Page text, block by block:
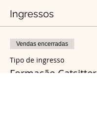
Ingressos
Vendas encerradas
Tipo de ingresso
Formação Catsitter